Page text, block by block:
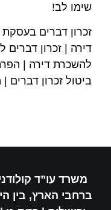
שימו לב!
זכרון דברים בעסקת
דירה | זכרון דברים
להשכרת דירה |
ביטול זכרון דברים
משרד עו”ד
ברחבי הארץ, בין